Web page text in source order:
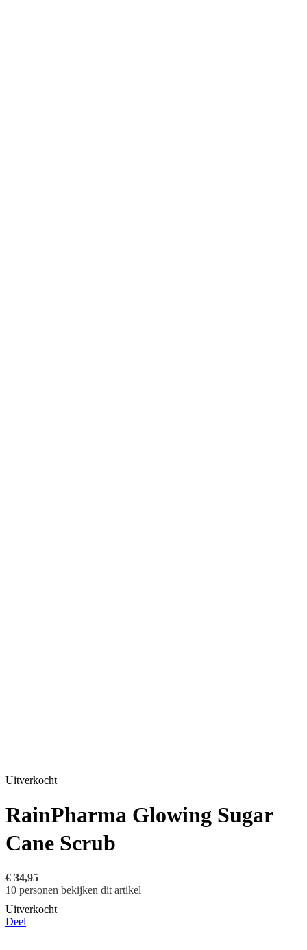
Uitverkocht
RainPharma Glowing Sugar
Cane Scrub
€ 34,95
10 personen bekijken dit artikel
Uitverkocht
Deel